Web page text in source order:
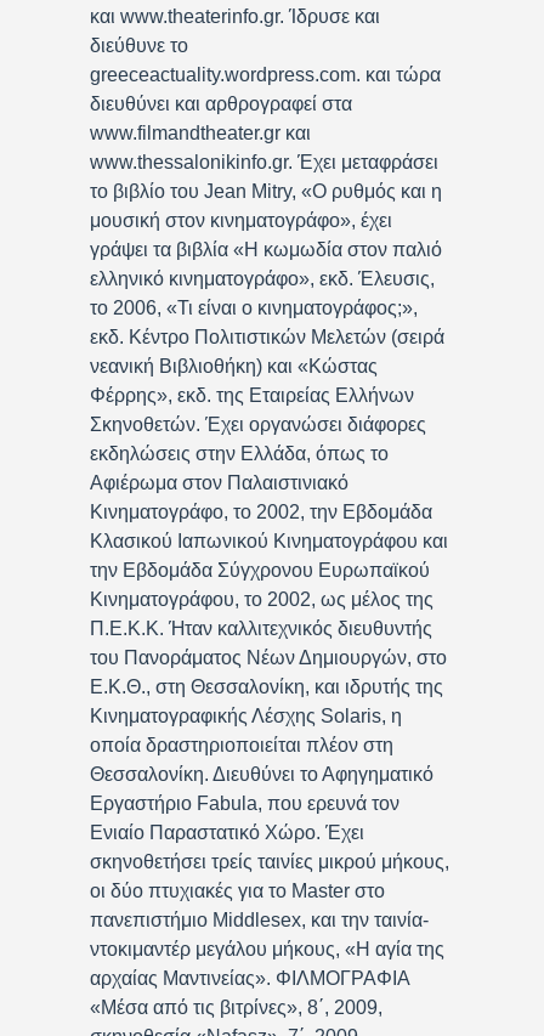
και www.theaterinfo.gr. Ίδρυσε και
διεύθυνε το
greeceactuality.wordpress.com. και τώρα
διευθύνει και αρθρογραφεί στα
www.filmandtheater.gr και
www.thessalonikinfo.gr. Έχει μεταφράσει
το βιβλίο του Jean Mitry, «Ο ρυθμός και η
μουσική στον κινηματογράφο», έχει
γράψει τα βιβλία «Η κωμωδία στον παλιό
ελληνικό κινηματογράφο», εκδ. Έλευσις,
το 2006, «Τι είναι ο κινηματογράφος;»,
εκδ. Κέντρο Πολιτιστικών Μελετών (σειρά
νεανική Βιβλιοθήκη) και «Κώστας
Φέρρης», εκδ. της Εταιρείας Ελλήνων
Σκηνοθετών. Έχει οργανώσει διάφορες
εκδηλώσεις στην Ελλάδα, όπως το
Αφιέρωμα στον Παλαιστινιακό
Κινηματογράφο, το 2002, την Εβδομάδα
Κλασικού Ιαπωνικού Κινηματογράφου και
την Εβδομάδα Σύγχρονου Ευρωπαϊκού
Κινηματογράφου, το 2002, ως μέλος της
Π.Ε.Κ.Κ. Ήταν καλλιτεχνικός διευθυντής
του Πανοράματος Νέων Δημιουργών, στο
Ε.Κ.Θ., στη Θεσσαλονίκη, και ιδρυτής της
Κινηματογραφικής Λέσχης Solaris, η
οποία δραστηριοποιείται πλέον στη
Θεσσαλονίκη. Διευθύνει το Αφηγηματικό
Εργαστήριο Fabula, που ερευνά τον
Ενιαίο Παραστατικό Χώρο. Έχει
σκηνοθετήσει τρείς ταινίες μικρού μήκους,
οι δύο πτυχιακές για το Master στο
πανεπιστήμιο Middlesex, και την ταινία-
ντοκιμαντέρ μεγάλου μήκους, «Η αγία της
αρχαίας Μαντινείας». ΦΙΛΜΟΓΡΑΦΙΑ
«Μέσα από τις βιτρίνες», 8΄, 2009,